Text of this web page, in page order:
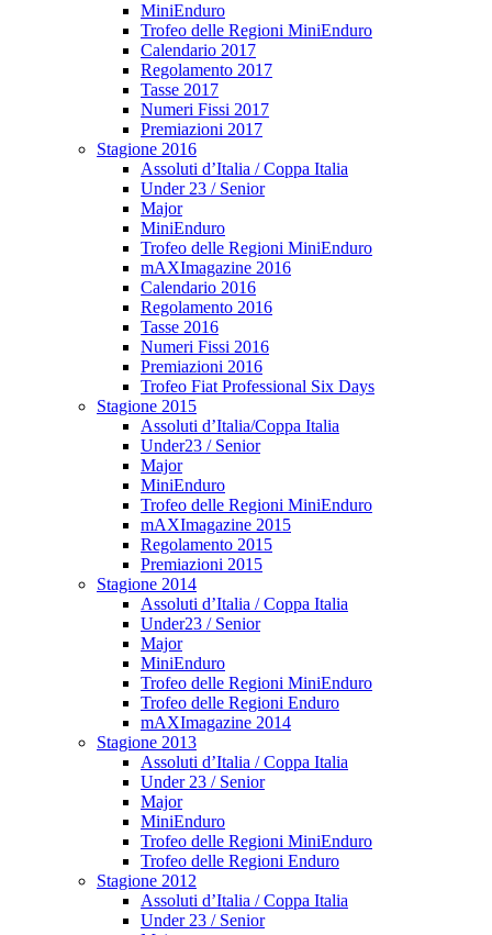
MiniEnduro
Trofeo delle Regioni MiniEnduro
Calendario 2017
Regolamento 2017
Tasse 2017
Numeri Fissi 2017
Premiazioni 2017
Stagione 2016
Assoluti d’Italia / Coppa Italia
Under 23 / Senior
Major
MiniEnduro
Trofeo delle Regioni MiniEnduro
mAXImagazine 2016
Calendario 2016
Regolamento 2016
Tasse 2016
Numeri Fissi 2016
Premiazioni 2016
Trofeo Fiat Professional Six Days
Stagione 2015
Assoluti d’Italia/Coppa Italia
Under23 / Senior
Major
MiniEnduro
Trofeo delle Regioni MiniEnduro
mAXImagazine 2015
Regolamento 2015
Premiazioni 2015
Stagione 2014
Assoluti d’Italia / Coppa Italia
Under23 / Senior
Major
MiniEnduro
Trofeo delle Regioni MiniEnduro
Trofeo delle Regioni Enduro
mAXImagazine 2014
Stagione 2013
Assoluti d’Italia / Coppa Italia
Under 23 / Senior
Major
MiniEnduro
Trofeo delle Regioni MiniEnduro
Trofeo delle Regioni Enduro
Stagione 2012
Assoluti d’Italia / Coppa Italia
Under 23 / Senior